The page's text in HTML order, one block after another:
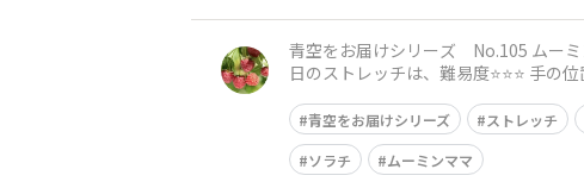
青空をお届けシリーズ No.105 ムーミンママと一緒に❤️ おはようございます😃 神戸は雨です☂️
日のストレッチは、難易度⭐️⭐️⭐️ 手の位置は腰、または頭の後ろに。 骨盤を立てて、下腹を引き上げて、両足を前後で開き、後ろの足のかかとは
青空をお届けシリーズ ストレッチ
ソラチ
ムーミンママ